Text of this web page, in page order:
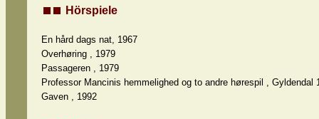
Hörspiele
En hård dags nat, 1967
Overhøring , 1979
Passageren , 1979
Professor Mancinis hemmelighed og to andre hørespil , Gyldendal
Gaven , 1992